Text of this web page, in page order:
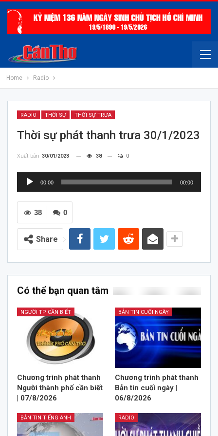
Home Radio
RADIO THỜI SỰ THỜI SỰ TRƯA
Thời sự phát thanh trưa 30/1/2023
Xuất bản 30/01/2023 38 0
Trình
Audio
00:00 00:00
0
38
Share
Có thể bạn quan tâm
NGƯỜI TP CẦN BIẾT
Chương trình phát thanh
Người thành phố cần biết
| 07/8/2026
BẢN TIN CUỐI NGÀY
Chương trình phát thanh
Bản tin cuối ngày |
06/8/2026
BẢN TIN TIẾNG ANH RADIO